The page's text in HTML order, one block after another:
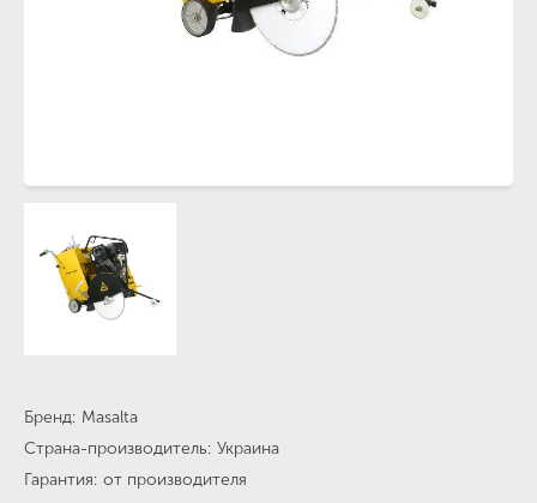
Бренд Masalta
Страна-производитель Украина
Гарантия от производителя